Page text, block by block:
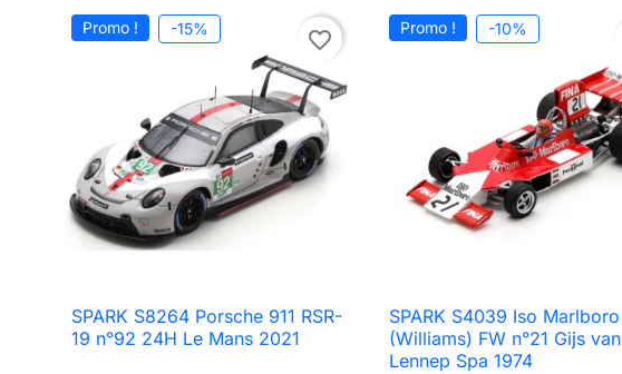
Promo ! -15% favorite_border
 Aperçu rapide
SPARK S8264 Porsche 911 RSR-
19 n°92 24H Le Mans 2021
Promo ! -10%
 Aperçu rapide
SPARK S4039 Iso Marlboro
(Williams) FW n°21 Gijs van
Lennep Spa 1974